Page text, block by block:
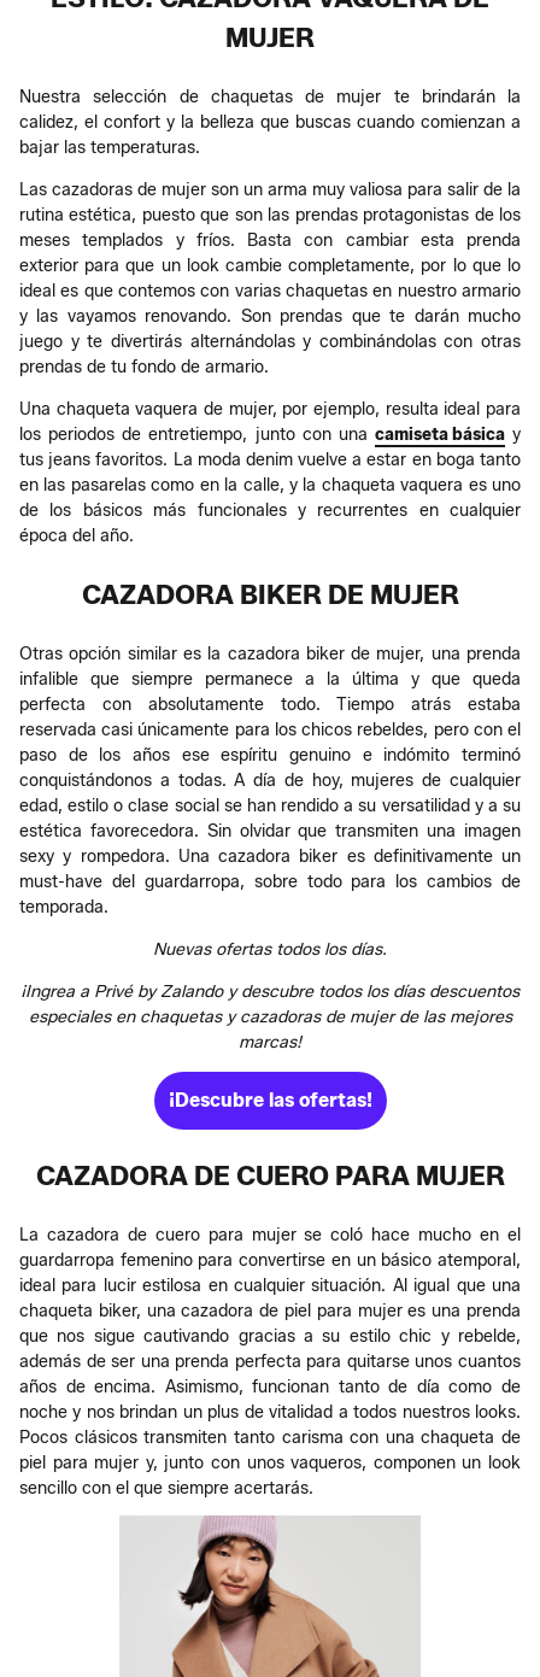
MUJER
Nuestra selección de chaquetas de mujer te brindarán la
calidez, el confort y la belleza que buscas cuando comienzan a
bajar las temperaturas.
Las cazadoras de mujer son un arma muy valiosa para salir de la
rutina estética, puesto que son las prendas protagonistas de los
meses templados y fríos. Basta con cambiar esta prenda
exterior para que un look cambie completamente, por lo que lo
ideal es que contemos con varias chaquetas en nuestro armario
y las vayamos renovando. Son prendas que te darán mucho
juego y te divertirás alternándolas y combinándolas con otras
prendas de tu fondo de armario.
Una chaqueta vaquera de mujer, por ejemplo, resulta ideal para
los periodos de entretiempo, junto con una camiseta básicay
tus jeans favoritos. La moda denim vuelve a estar en boga tanto
en las pasarelas como en la calle, y la chaqueta vaquera es uno
de los básicos más funcionales y recurrentes en cualquier
época del año.
CAZADORA BIKER DE MUJER
Otras opción similar es la cazadora biker de mujer, una prenda
infalible que siempre permanece a la última y que queda
perfecta con absolutamente todo. Tiempo atrás estaba
reservada casi únicamente para los chicos rebeldes, pero con el
paso de los años ese espíritu genuino e indómito terminó
conquistándonos a todas. A día de hoy, mujeres de cualquier
edad, estilo o clase social se han rendido a su versatilidad y a su
estética favorecedora. Sin olvidar que transmiten una imagen
sexy y rompedora. Una cazadora biker es definitivamente un
must-have del guardarropa, sobre todo para los cambios de
temporada.
Nuevas ofertas todos los días.
¡Ingrea a Privé by Zalando y descubre todos los días descuentos
especiales en chaquetas y cazadoras de mujer de las mejores
marcas!
¡Descubre las ofertas!
CAZADORA DE CUERO PARA MUJER
La cazadora de cuero para mujer se coló hace mucho en el
guardarropa femenino para convertirse en un básico atemporal,
ideal para lucir estilosa en cualquier situación. Al igual que una
chaqueta biker, una cazadora de piel para mujer es una prenda
que nos sigue cautivando gracias a su estilo chic y rebelde,
además de ser una prenda perfecta para quitarse unos cuantos
años de encima. Asimismo, funcionan tanto de día como de
noche y nos brindan un plus de vitalidad a todos nuestros looks.
Pocos clásicos transmiten tanto carisma con una chaqueta de
piel para mujer y, junto con unos vaqueros, componen un look
sencillo con el que siempre acertarás.